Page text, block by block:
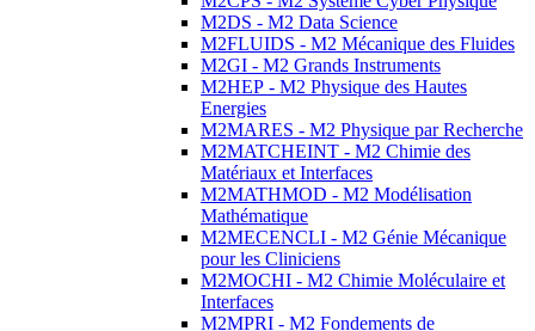
M2DS - M2 Data Science
M2FLUIDS - M2 Mécanique des Fluides
M2GI - M2 Grands Instruments
M2HEP - M2 Physique des Hautes
Energies
M2MARES - M2 Physique par Recherche
M2MATCHEINT - M2 Chimie des
Matériaux et Interfaces
M2MATHMOD - M2 Modélisation
Mathématique
M2MECENCLI - M2 Génie Mécanique
pour les Cliniciens
M2MOCHI - M2 Chimie Moléculaire et
Interfaces
M2MPRI - M2 Fondements de